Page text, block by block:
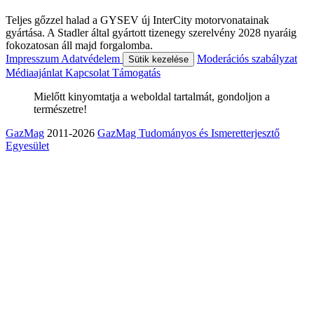
Teljes gőzzel halad a GYSEV új InterCity motorvonatainak
gyártása. A Stadler által gyártott tizenegy szerelvény 2028 nyaráig
fokozatosan áll majd forgalomba.
Impresszum Adatvédelem Sütik kezelése
Moderációs szabályzat
Médiaajánlat Kapcsolat Támogatás
Mielőtt kinyomtatja a weboldal tartalmát, gondoljon a
természetre!
GazMag 2011-2026 GazMag Tudományos és Ismeretterjesztő
Egyesület